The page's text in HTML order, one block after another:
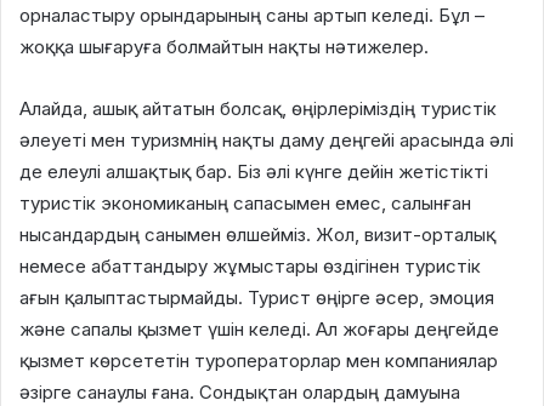
орналастыру орындарының саны артып келеді. Бұл –
жоққа шығаруға болмайтын нақты нәтижелер.
Алайда, ашық айтатын болсақ, өңірлеріміздің туристік
әлеуеті мен туризмнің нақты даму деңгейі арасында әлі
де елеулі алшақтық бар. Біз әлі күнге дейін жетістікті
туристік экономиканың сапасымен емес, салынған
нысандардың санымен өлшейміз. Жол, визит-орталық
немесе абаттандыру жұмыстары өздігінен туристік
ағын қалыптастырмайды. Турист өңірге әсер, эмоция
және сапалы қызмет үшін келеді. Ал жоғары деңгейде
қызмет көрсететін туроператорлар мен компаниялар
әзірге санаулы ғана. Сондықтан олардың дамуына